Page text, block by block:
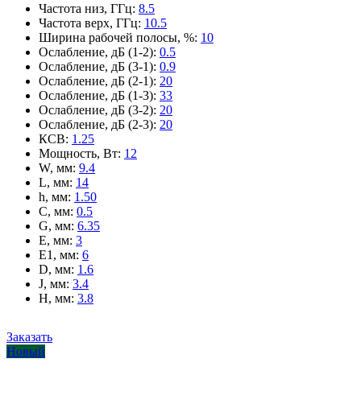
Частота низ, ГГц: 8.5
Частота верх, ГГц: 10.5
Ширина рабочей полосы, %: 10
Ослабление, дБ (1-2): 0.5
Ослабление, дБ (3-1): 0.9
Ослабление, дБ (2-1): 20
Ослабление, дБ (1-3): 33
Ослабление, дБ (3-2): 20
Ослабление, дБ (2-3): 20
КСВ: 1.25
Мощность, Вт: 12
W, мм: 9.4
L, мм: 14
h, мм: 1.50
C, мм: 0.5
G, мм: 6.35
E, мм: 3
E1, мм: 6
D, мм: 1.6
J, мм: 3.4
H, мм: 3.8
Заказать
Новый